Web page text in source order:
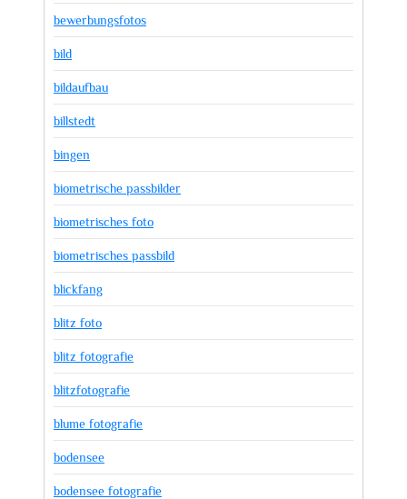
bewerbungsfotos
bild
bildaufbau
billstedt
bingen
biometrische passbilder
biometrisches foto
biometrisches passbild
blickfang
blitz foto
blitz fotografie
blitzfotografie
blume fotografie
bodensee
bodensee fotografie